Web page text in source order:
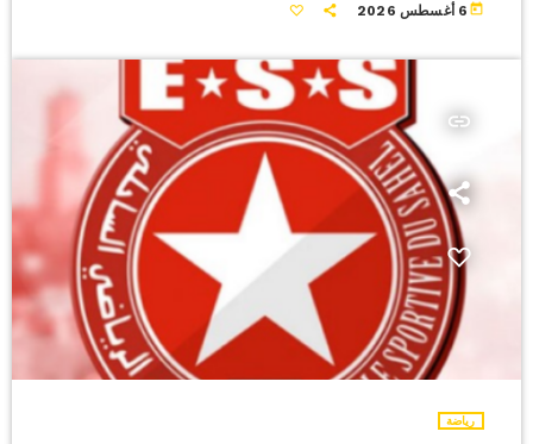
today 6 أغسطس 2026
insert_link
رياضة